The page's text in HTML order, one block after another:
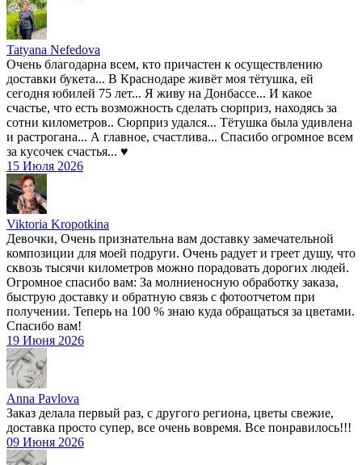
Tatyana Nefedova
Очень благодарна всем, кто причастен к осуществлению
доставки букета... В Краснодаре живёт моя тётушка, ей
сегодня юбилей 75 лет... Я живу на Донбассе... И какое
счастье, что есть возможность сделать сюрприз, находясь за
сотни километров.. Сюрприз удался... Тётушка была удивлена
и растрогана... А главное, счастлива... Спасибо огромное всем
за кусочек счастья... ♥️
15 Июля 2026
Viktoria Kropotkina
Девочки, Очень признательна вам доставку замечательной
композиции для моей подруги. Очень радует и греет душу, что
сквозь тысячи километров можно порадовать дорогих людей.
Огромное спасибо вам: За молниеносную обработку заказа,
быструю доставку и обратную связь с фотоотчетом при
получении. Теперь на 100 % знаю куда обращаться за цветами.
Спасибо вам!
19 Июня 2026
Anna Pavlova
Заказ делала первый раз, с другого региона, цветы свежие,
доставка просто супер, все очень вовремя. Все понравилось!!!
09 Июня 2026